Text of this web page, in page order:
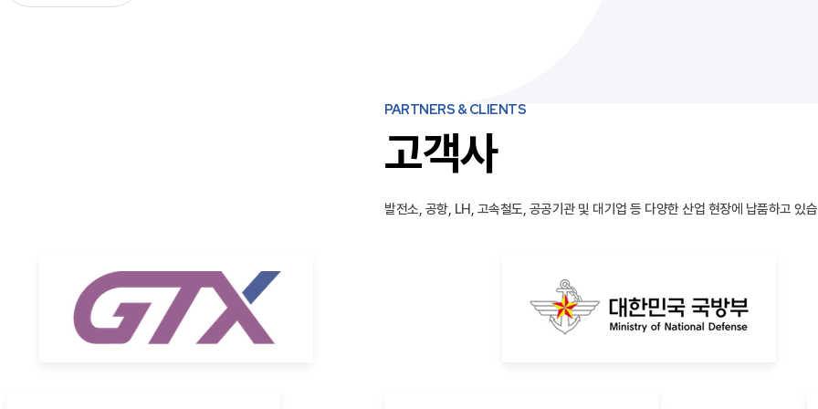
PARTNERS & CLIENTS
고객사
발전소, 공항, LH, 고속철도, 공공기관 및 대기업 등 다양한 산업 현장에 납품하고 있